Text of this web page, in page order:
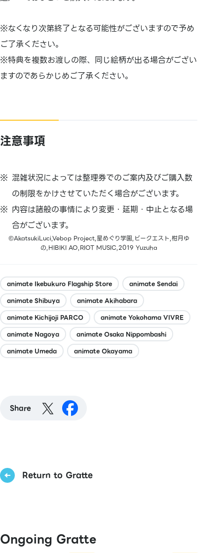
※なくなり次第終了となる可能性がございますので予め
ご了承ください。
※特典を複数お渡しの際、同じ絵柄が出る場合がござい
ますのであらかじめご了承ください。
注意事項
混雑状況によっては整理券でのご案内及びご購入数
の制限をかけさせていただく場合がございます。
内容は諸般の事情により変更・延期・中止となる場
合がございます。
©AkatsukiLuci,Vebop Project,星めぐり学園,ビークエスト,柑月ゆ
の,HIBIKI AO,RIOT MUSIC,2019 Yuzuha
animate Ikebukuro Flagship Store
animate Sendai
animate Shibuya
animate Akihabara
animate Kichijoji PARCO
animate Yokohama VIVRE
animate Nagoya
animate Osaka Nippombashi
animate Umeda
animate Okayama
Share
Return to Gratte
Ongoing Gratte